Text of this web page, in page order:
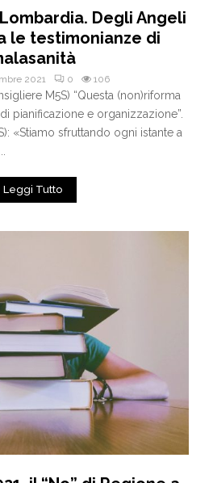
Degli Angeli
le testimonianze di
2021 0 106
M5S) “Questa (non)riforma
pianificazione e organizzazione”.
«Stiamo sfruttando ogni istante a
Leggi Tutto